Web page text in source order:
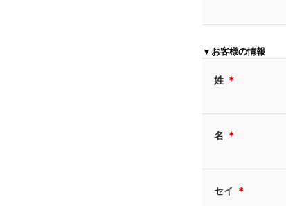
▼お客様の情報
姓 ＊
名 ＊
セイ ＊